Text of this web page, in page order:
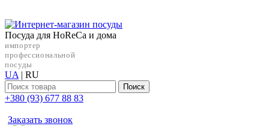
Посуда для HoReCa и дома
импортер
профессиональной
посуды
UA | RU
Поиск
+38‎0 (93) 677 88 83
Заказать звонок